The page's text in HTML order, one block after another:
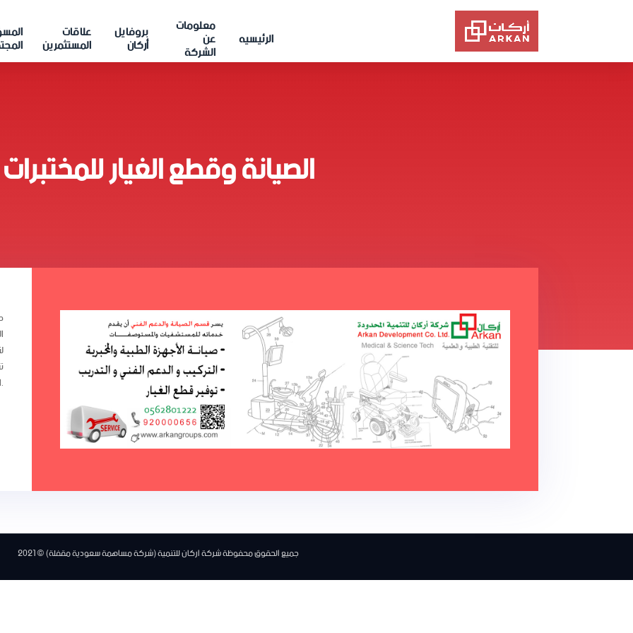
الرئيسيه
معلومات
عن
الشركة
بروفايل
أركان
علاقات
المستثمرين
الصيانة وقطع الغيار للمختبرات
المعامل.
جميع الحقوق محفوظة شركة اركان للتنمية (شركة مساهمة سعودية مقفلة) © 2021